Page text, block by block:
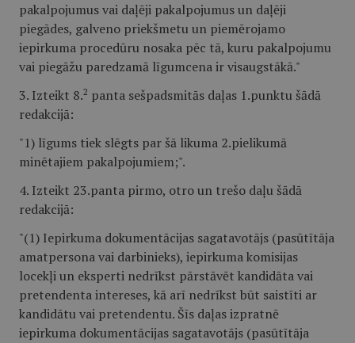
pakalpojumus vai daļēji pakalpojumus un daļēji
piegādes, galveno priekšmetu un piemērojamo
iepirkuma procedūru nosaka pēc tā, kuru pakalpojumu
vai piegāžu paredzamā līgumcena ir visaugstākā."
3. Izteikt 8.2 panta sešpadsmitās daļas 1.punktu šādā
redakcijā:
"1) līgums tiek slēgts par šā likuma 2.pielikumā
minētajiem pakalpojumiem;".
4. Izteikt 23.panta pirmo, otro un trešo daļu šādā
redakcijā:
"(1) Iepirkuma dokumentācijas sagatavotājs (pasūtītāja
amatpersona vai darbinieks), iepirkuma komisijas
locekļi un eksperti nedrīkst pārstāvēt kandidāta vai
pretendenta intereses, kā arī nedrīkst būt saistīti ar
kandidātu vai pretendentu. Šīs daļas izpratnē
iepirkuma dokumentācijas sagatavotājs (pasūtītāja